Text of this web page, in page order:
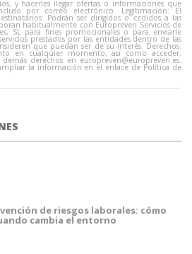
y hacerles llegar ofertas o informaciones que
por correo electrónico. Legitimación: El
Podrán ser dirigidos o cedidos a las
habitualmente con Europreven Servicios de
SL para fines promocionales o para enviarle
prestados por las entidades dentro de las
que puedan ser de su interés. Derechos:
en cualquier momento, así como acceder,
derechos en europreven@europreven.es.
la información en el enlace de Política de
de riesgos laborales: cómo
cambia el entorno